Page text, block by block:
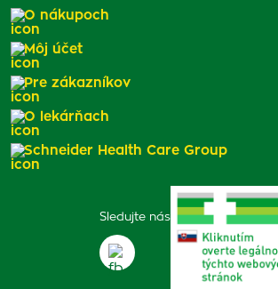
Sledujte nás
O nákupoch
Môj účet
Pre zákazníkov
O lekárňach
Schneider Health Care Group